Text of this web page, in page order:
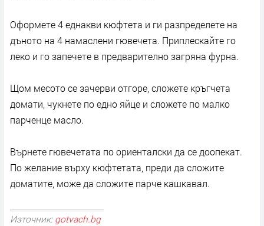
Оформете 4 еднакви кюфтета и ги разпределете на
дъното на 4 намаслени гювечета. Приплескайте го
леко и го запечете в предварително загряна фурна.
Щом месото се зачерви отгоре, сложете кръгчета
домати, чукнете по едно яйце и сложете по малко
парченце масло.
Върнете гювечетата по ориенталски да се доопекат.
По желание върху кюфтетата, преди да сложите
доматите, може да сложите парче кашкавал.
Източник: gotvach.bg